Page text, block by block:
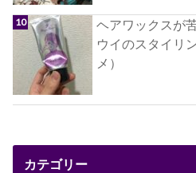
ヘアワックスが
ウイのスタイリ
メ）
カテゴリー